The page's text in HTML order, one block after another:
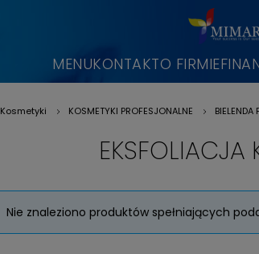
MENUKONTAKTO FIRMIE
Kosmetyki KOSMETYKI PROFESJONALNE BIELENDA
EKSFOLIACJA
Nie znaleziono produktów spełniających